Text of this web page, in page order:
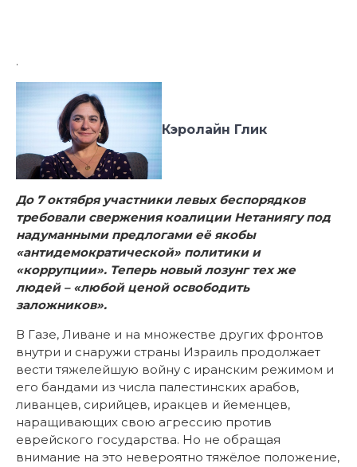
правительства
.
Кэролайн Глик
До 7 октября участники левых беспорядков
требовали свержения коалиции Нетаниягу под
надуманными предлогами её якобы
«антидемократической» политики и
«коррупции». Теперь новый лозунг тех же
людей – «любой ценой освободить
заложников».
В Газе, Ливане и на множестве других фронтов
внутри и снаружи страны Израиль продолжает
вести тяжелейшую войну с иранским режимом и
его бандами из числа палестинских арабов,
ливанцев, сирийцев, иракцев и йеменцев,
наращивающих свою агрессию против
еврейского государства. Но не обращая
внимание на это невероятно тяжёлое положение,